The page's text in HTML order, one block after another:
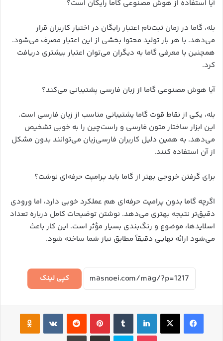
آیا استفاده از هوش مصنوعی گاما رایگان است؟
بله، گاما در زمان ثبت‌نام اعتبار رایگان در اختیار کاربران قرار
می‌دهد. با هر بار تولید محتوا بخشی از این اعتبار مصرف می‌شود.
همچنین با معرفی گاما به دیگران می‌توان اعتبار بیشتری دریافت
کرد.
آیا هوش مصنوعی گاما از زبان فارسی پشتیبانی می‌کند؟
بله، یکی از نقاط قوت گاما پشتیبانی مناسب از زبان فارسی است.
این ابزار ساختار متون فارسی و راست‌چین را به خوبی تشخیص
می‌دهد. به همین دلیل کاربران فارسی‌زبان می‌توانند بدون مشکل
از آن استفاده کنند.
برای گرفتن خروجی بهتر از گاما باید پرامپت حرفه‌ای نوشت؟
اگرچه گاما بدون پرامپت حرفه‌ای هم عملکرد خوبی دارد، اما ورودی
دقیق‌تر نتیجه بهتری می‌دهد. نوشتن توضیحات کامل درباره تعداد
اسلایدها، موضوع و رنگ‌بندی بسیار مؤثر است. این کار باعث
می‌شود ارائه نهایی دقیقاً مطابق نیاز شما ساخته شود.
کپی لینک
فیس بوک ایکس لینکدین ‫پین‌ترست ‫رددیت ‫VKontakte
پاکت اسکایپ اشتراک گذاری از طریق ایمیل چاپ